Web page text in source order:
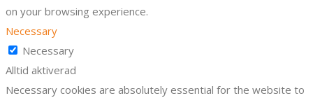
on your browsing experience.
Necessary
Necessary
Alltid aktiverad
Necessary cookies are absolutely essential for the website to